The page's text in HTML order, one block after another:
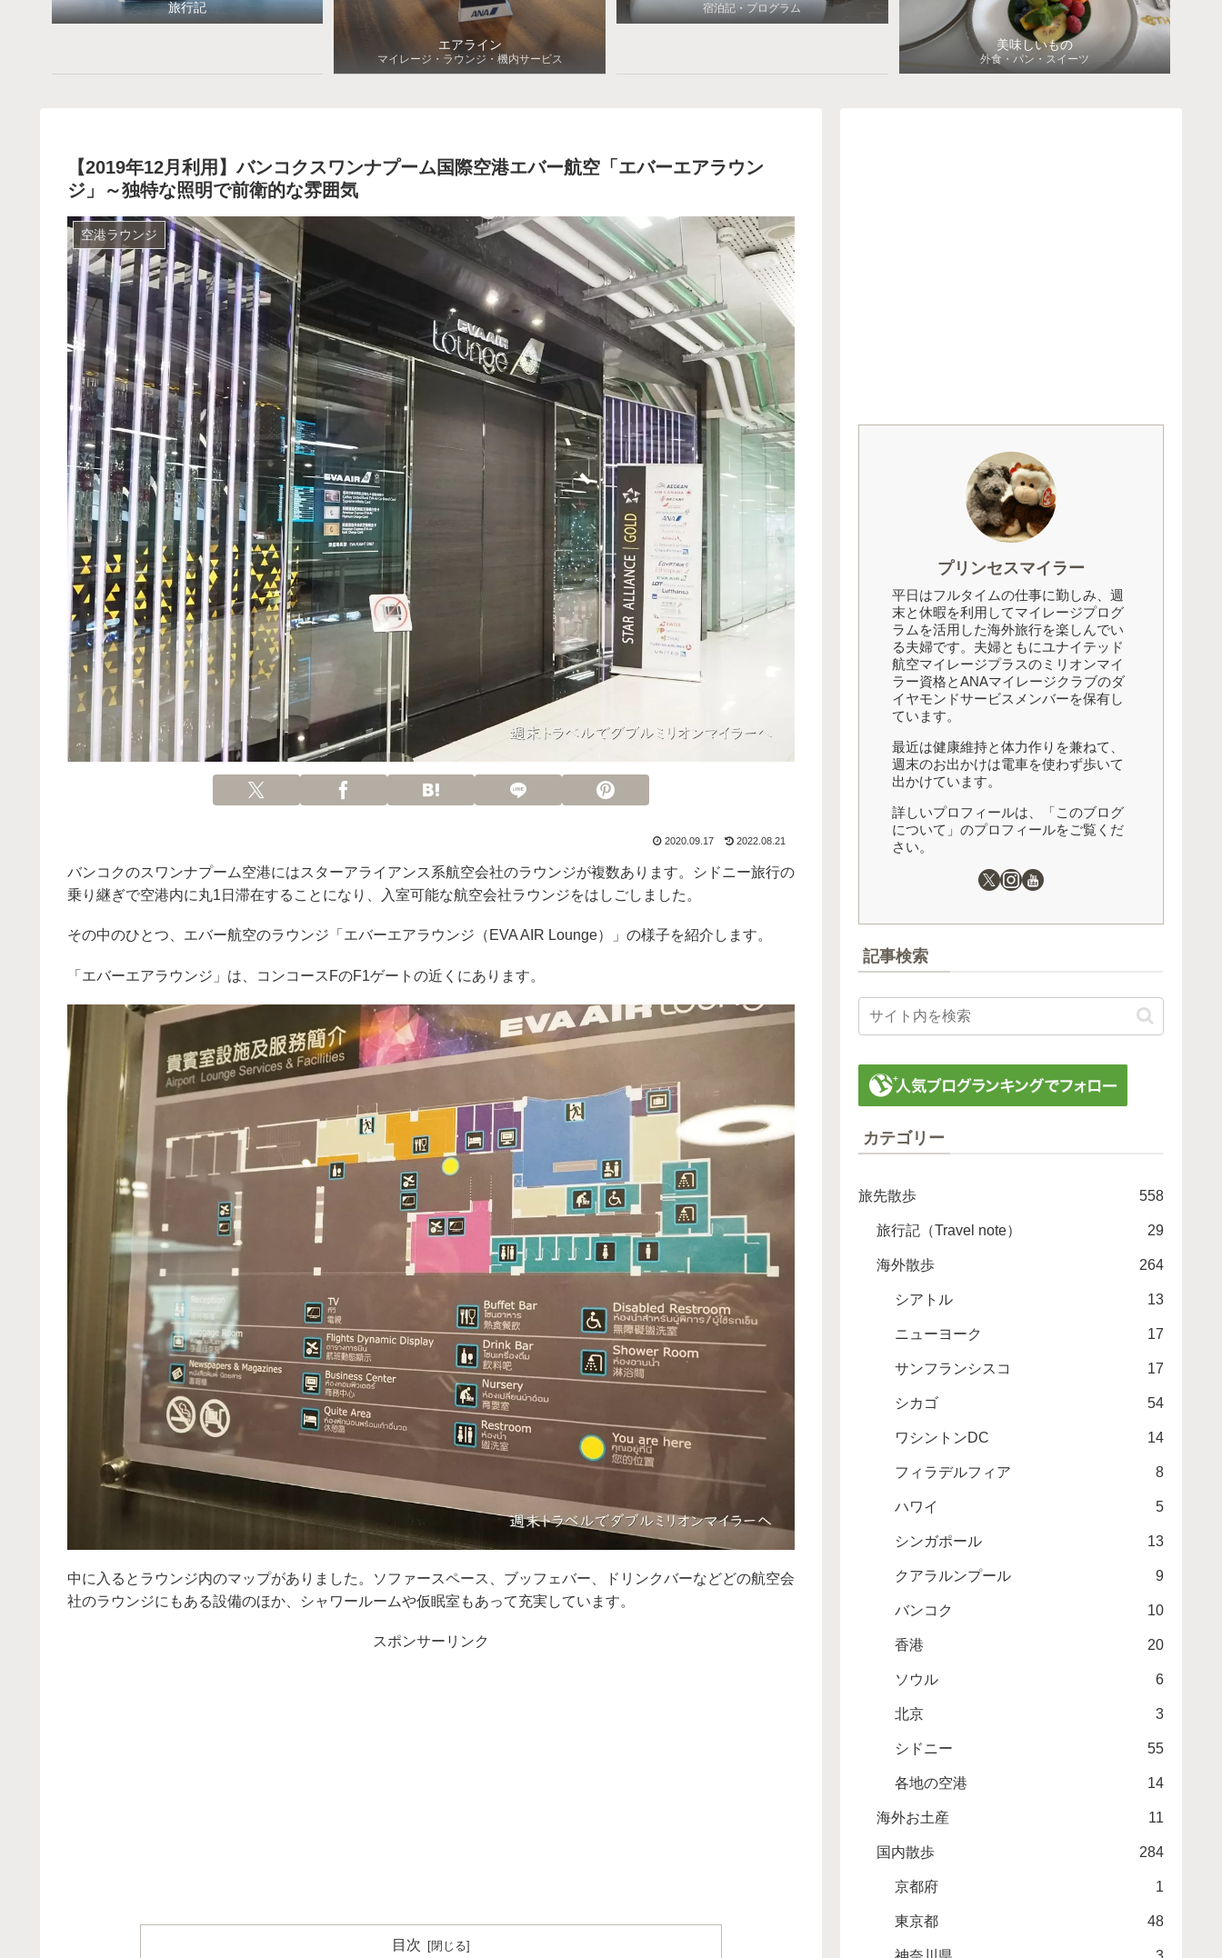
旅行記
エアライン
マイレージ・ラウンジ・機内サービス
宿泊記・プログラム
美味しいもの
外食・パン・スイーツ
【2019年12月利用】バンコクスワンナプーム国際空港エバー航空「エバーエアラウン
ジ」～独特な照明で前衛的な雰囲気
空港ラウンジ
2020.09.17 2022.08.21
バンコクのスワンナプーム空港にはスターアライアンス系航空会社のラウンジが複数あります。シドニー旅行の
乗り継ぎで空港内に丸1日滞在することになり、入室可能な航空会社ラウンジをはしごしました。
その中のひとつ、エバー航空のラウンジ「エバーエアラウンジ（EVA AIR Lounge）」の様子を紹介します。
「エバーエアラウンジ」は、コンコースFのF1ゲートの近くにあります。
中に入るとラウンジ内のマップがありました。ソファースペース、ブッフェバー、ドリンクバーなどどの航空会
社のラウンジにもある設備のほか、シャワールームや仮眠室もあって充実しています。
スポンサーリンク
目次
プリンセスマイラー
平日はフルタイムの仕事に勤しみ、週
末と休暇を利用してマイレージプログ
ラムを活用した海外旅行を楽しんでい
る夫婦です。夫婦ともにユナイテッド
航空マイレージプラスのミリオンマイ
ラー資格とANAマイレージクラブのダ
イヤモンドサービスメンバーを保有し
ています。
最近は健康維持と体力作りを兼ねて、
週末のお出かけは電車を使わず歩いて
出かけています。
詳しいプロフィールは、「このブログ
について」のプロフィールをご覧くだ
さい。
記事検索
カテゴリー
旅先散歩 558
旅行記（Travel note） 29
海外散歩 264
シアトル 13
ニューヨーク 17
サンフランシスコ 17
シカゴ 54
ワシントンDC 14
フィラデルフィア 8
ハワイ 5
シンガポール 13
クアラルンプール 9
バンコク 10
香港 20
ソウル 6
北京 3
シドニー 55
各地の空港 14
海外お土産 11
国内散歩 284
京都府 1
東京都 48